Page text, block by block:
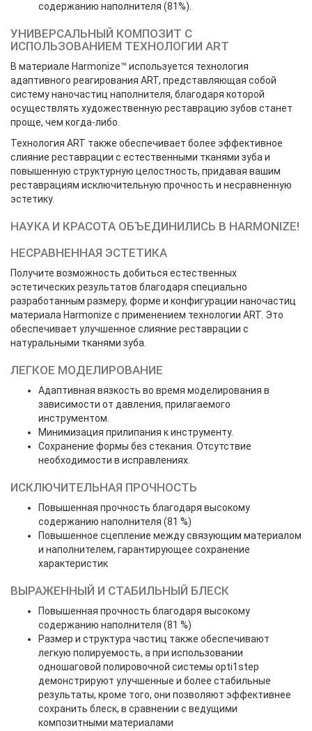
содержанию наполнителя (81%).
УНИВЕРСАЛЬНЫЙ КОМПОЗИТ С
ИСПОЛЬЗОВАНИЕМ ТЕХНОЛОГИИ ART
В материале Harmonize™ используется технология
адаптивного реагирования ART, представляющая собой
систему наночастиц наполнителя, благодаря которой
осуществлять художественную реставрацию зубов станет
проще, чем когда-либо.
Технология ART также обеспечивает более эффективное
слияние реставрации с естественными тканями зуба и
повышенную структурную целостность, придавая вашим
реставрациям исключительную прочность и несравненную
эстетику.
НАУКА И КРАСОТА ОБЪЕДИНИЛИСЬ В HARMONIZE!
НЕСРАВНЕННАЯ ЭСТЕТИКА
Получите возможность добиться естественных
эстетических результатов благодаря специально
разработанным размеру, форме и конфигурации наночастиц
материала Harmonize с применением технологии ART. Это
обеспечивает улучшенное слияние реставрации с
натуральными тканями зуба.
ЛЕГКОЕ МОДЕЛИРОВАНИЕ
Адаптивная вязкость во время моделирования в
зависимости от давления, прилагаемого
инструментом.
Минимизация прилипания к инструменту.
Сохранение формы без стекания. Отсутствие
необходимости в исправлениях.
ИСКЛЮЧИТЕЛЬНАЯ ПРОЧНОСТЬ
Повышенная прочность благодаря высокому
содержанию наполнителя (81 %)
Повышенное сцепление между связующим материалом
и наполнителем, гарантирующее сохранение
характеристик
ВЫРАЖЕННЫЙ И СТАБИЛЬНЫЙ БЛЕСК
Повышенная прочность благодаря высокому
содержанию наполнителя (81 %)
Размер и структура частиц также обеспечивают
легкую полируемость, а при использовании
одношаговой полировочной системы opti1step
демонстрируют улучшенные и более стабильные
результаты, кроме того, они позволяют эффективнее
сохранить блеск, в сравнении с ведущими
композитными материалами